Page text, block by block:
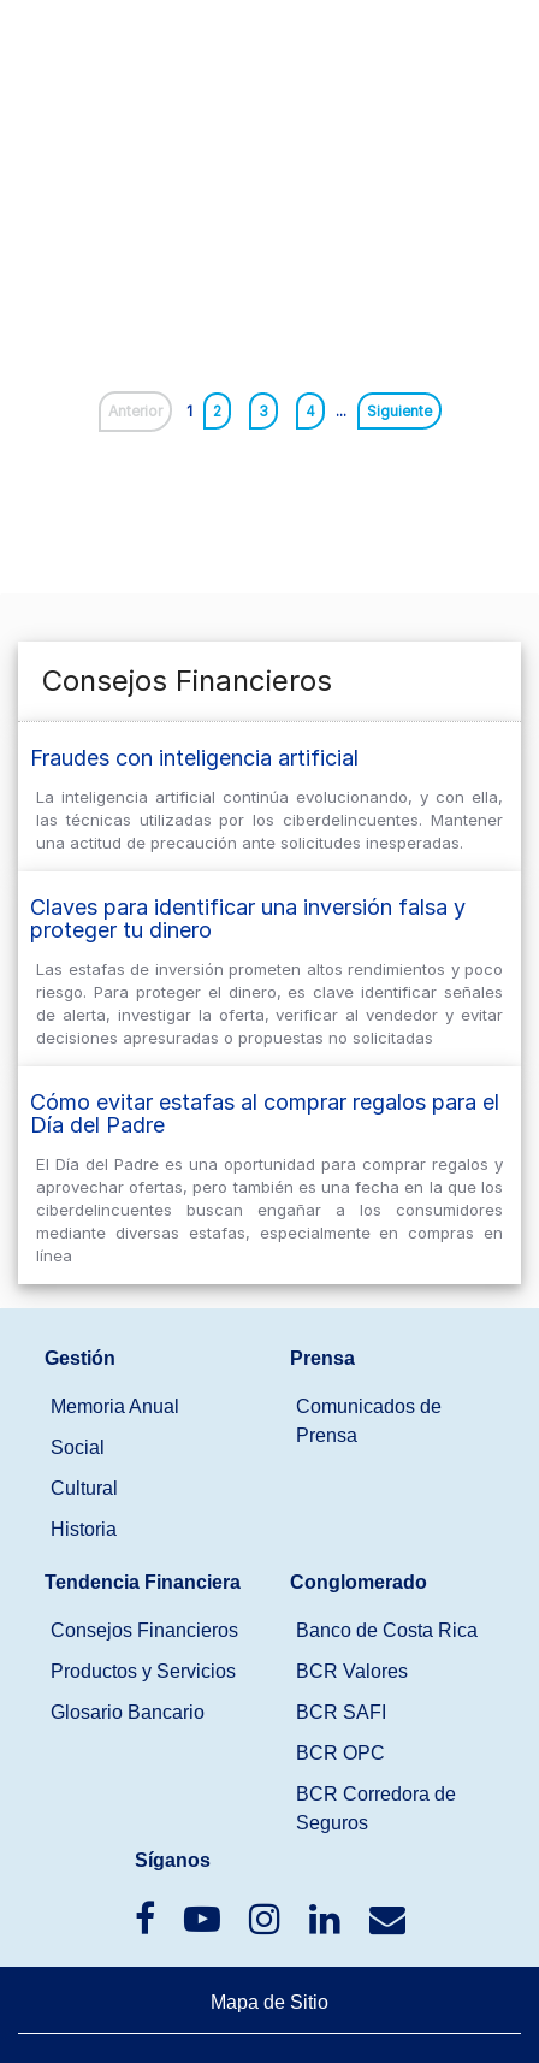
Anterior 1 2 3 4 ... Siguiente
Consejos Financieros
Fraudes con inteligencia artificial
La inteligencia artificial continúa evolucionando, y con ella,
las técnicas utilizadas por los ciberdelincuentes. Mantener
una actitud de precaución ante solicitudes inesperadas.
Claves para identificar una inversión falsa y
proteger tu dinero
Las estafas de inversión prometen altos rendimientos y poco
riesgo. Para proteger el dinero, es clave identificar señales
de alerta, investigar la oferta, verificar al vendedor y evitar
decisiones apresuradas o propuestas no solicitadas
Cómo evitar estafas al comprar regalos para el
Día del Padre
El Día del Padre es una oportunidad para comprar regalos y
aprovechar ofertas, pero también es una fecha en la que los
ciberdelincuentes buscan engañar a los consumidores
mediante diversas estafas, especialmente en compras en
línea
Gestión
Memoria Anual
Social
Cultural
Historia
Prensa
Comunicados de
Prensa
Tendencia Financiera
Consejos Financieros
Productos y Servicios
Glosario Bancario
Conglomerado
Banco de Costa Rica
BCR Valores
BCR SAFI
BCR OPC
BCR Corredora de
Seguros
Síganos
Mapa de Sitio